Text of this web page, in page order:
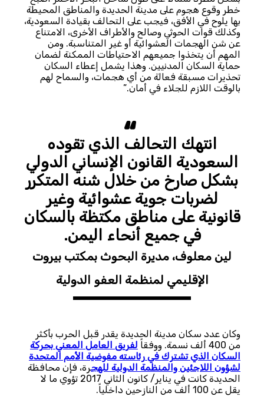
خطر وقوع هجوم على مدينة الحديدة والمناطق المحيطة
بها يلوح في الأفق، فيجب على التحالف بقيادة السعودية،
وكذلك قوات الحوثي وصالح والأطراف الأخرى، الامتناع
عن شن الهجمات العشوائية أو غير المتناسبة. ومن
المهم أن يتخذوا جميعهم الاحتياطات الممكنة لضمان
حماية السكان المدنيين. وهذا يشمل إعطاء السكان
تحذيرات مسبقة فعالة من أي هجمات، والسماح لهم
بالوقت اللازم للجلاء في أمان.”
انتهك التحالف الذي تقوده
السعودية القانون الإنساني الدولي
بشكل صارخ من خلال شنه المتكرر
لضربات جوية عشوائية وغير
قانونية على مناطق مكتظة بالسكان
في جميع أنحاء اليمن.
لين معلوف، مديرة البحوث بمكتب بيروت
الإقليمي لمنظمة العفو الدولية
وكان عدد سكان مدينة الحديدة يقدر قبل الحرب بأكثر
من 400 ألف نسمة. ووفقاً
لفريق العامل المعني بحركة
السكان الذي تشترك في رئاسته مفوضية الأمم المتحدة
لشؤون اللاجئين والمنظمة الدولية للهجرة، فإن محافظة
الحديدة كانت في يناير/ كانون الثاني 2017 تؤوي ما لا
يقل عن 100 ألف من النازحين داخلياً.